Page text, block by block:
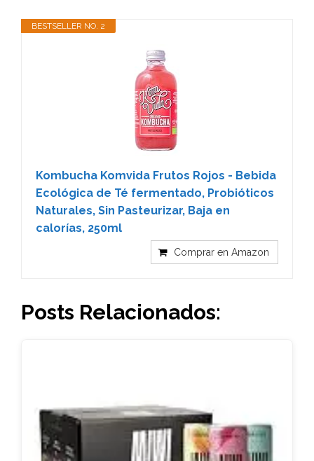
BESTSELLER NO. 2
Kombucha Komvida Frutos Rojos - Bebida
Ecológica de Té fermentado, Probióticos
Naturales, Sin Pasteurizar, Baja en
calorías, 250ml
Comprar en Amazon
Posts Relacionados: